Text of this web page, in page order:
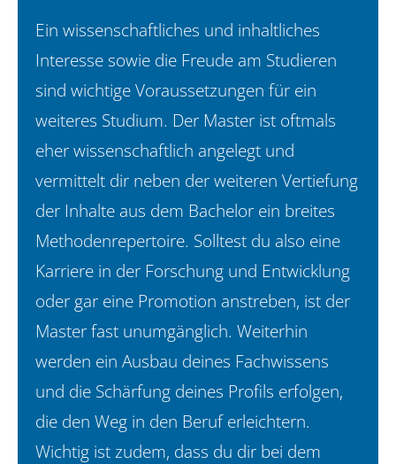
Ein wissenschaftliches und inhaltliches
Interesse sowie die Freude am Studieren
sind wichtige Voraussetzungen für ein
weiteres Studium. Der Master ist oftmals
eher wissenschaftlich angelegt und
vermittelt dir neben der weiteren Vertiefung
der Inhalte aus dem Bachelor ein breites
Methodenrepertoire. Solltest du also eine
Karriere in der Forschung und Entwicklung
oder gar eine Promotion anstreben, ist der
Master fast unumgänglich. Weiterhin
werden ein Ausbau deines Fachwissens
und die Schärfung deines Profils erfolgen,
die den Weg in den Beruf erleichtern.
Wichtig ist zudem, dass du dir bei dem